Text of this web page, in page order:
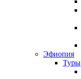
Эфиопия
Туры